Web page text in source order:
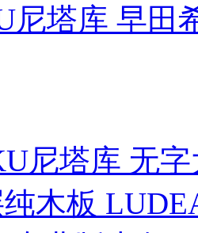
尼塔库 早田